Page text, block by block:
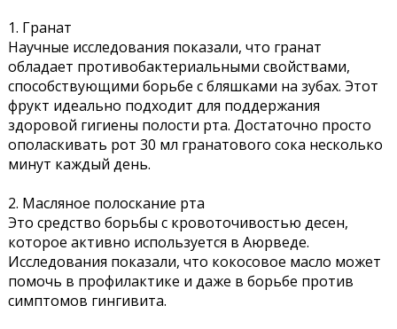
1. Гранат
Научные исследования показали, что гранат
обладает противобактериальными свойствами,
способствующими борьбе с бляшками на зубах. Этот
фрукт идеально подходит для поддержания
здоровой гигиены полости рта. Достаточно просто
ополаскивать рот 30 мл гранатового сока несколько
минут каждый день.
2. Масляное полоскание рта
Это средство борьбы с кровоточивостью десен,
которое активно используется в Аюрведе.
Исследования показали, что кокосовое масло может
помочь в профилактике и даже в борьбе против
симптомов гингивита.